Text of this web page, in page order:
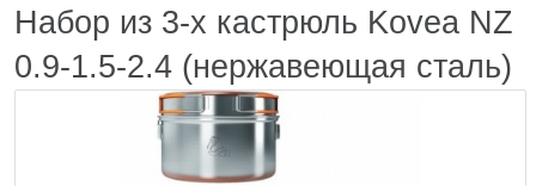
Набор из 3-х кастрюль Kovea NZ
0.9-1.5-2.4 (нержавеющая сталь)